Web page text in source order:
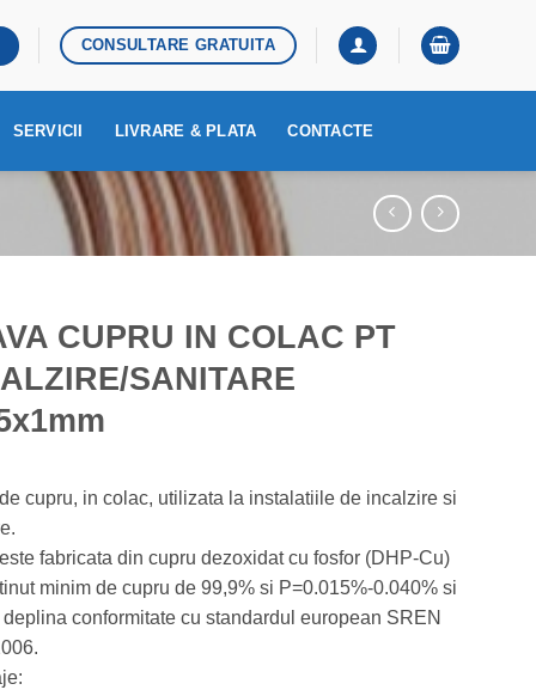
CONSULTARE GRATUITA
SERVICII LIVRARE & PLATA CONTACTE
CUPRU IN COLAC PT
SANITARE
cupru, in colac, utilizata la instalatiile de incalzire si
fabricata din cupru dezoxidat cu fosfor (DHP-Cu)
minim de cupru de 99,9% si P=0.015%-0.040% si
conformitate cu standardul european SREN